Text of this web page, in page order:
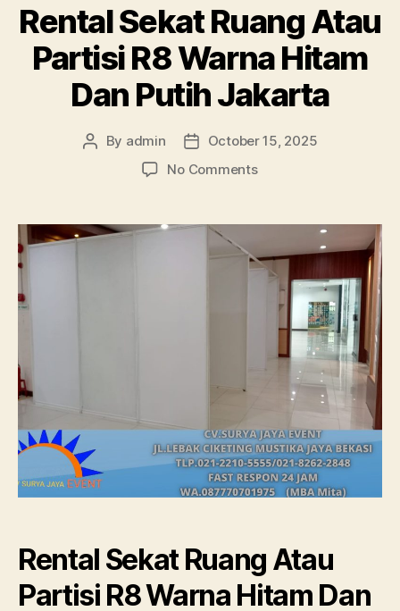
Rental Sekat Ruang Atau
Partisi R8 Warna Hitam
Dan Putih Jakarta
Post
By admin
Post
date
October 15, 2025
No Commentson
Ruang
Partisi
R8
Warna
Hitam
Putih
Jakarta
Rental Sekat Ruang Atau
Partisi R8 Warna Hitam Dan